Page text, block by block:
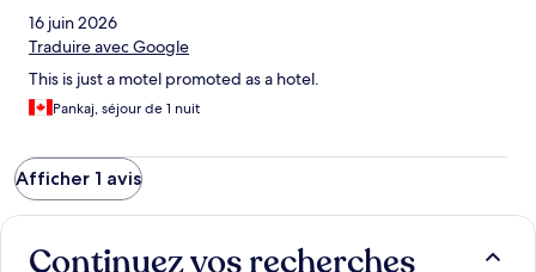
16 juin 2026
Traduire avec Google
This is just a motel promoted as a hotel.
Pankaj, séjour de 1 nuit
Afficher 1 avis
Continuez vos recherches